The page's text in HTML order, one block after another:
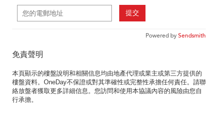
提交
Powered bySendsmith
免責聲明
本頁顯示的樓盤說明和相關信息均由地產代理或業主或第三方提供的
樓盤資料。OneDay不保證或對其準確性或完整性承擔任何責任。請聯
絡放盤者獲取更多詳細信息。您訪問和使用本協議內容的風險由您自
行承擔。